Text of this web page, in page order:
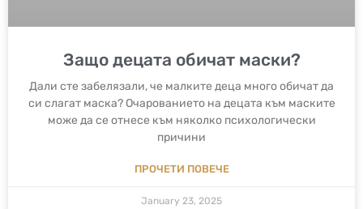
Защо децата обичат маски?
Дали сте забелязали, че малките деца много обичат да
си слагат маска? Очарованието на децата към маските
може да се отнесе към няколко психологически
причини
ПРОЧЕТИ ПОВЕЧЕ
January 23, 2025